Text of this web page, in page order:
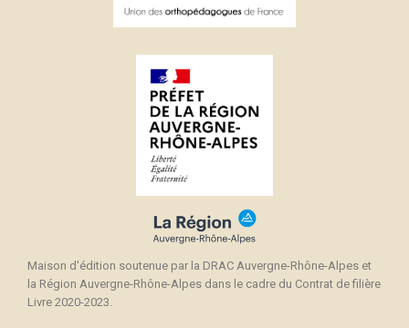
Maison d'édition soutenue par la DRAC Auvergne-Rhône-Alpes et
la Région Auvergne-Rhône-Alpes dans le cadre du Contrat de filière
Livre 2020-2023.